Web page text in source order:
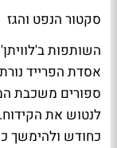
סקטור הנפט והגז
אסדת הפרייד
לנטוש את
כחודש ולהימשך